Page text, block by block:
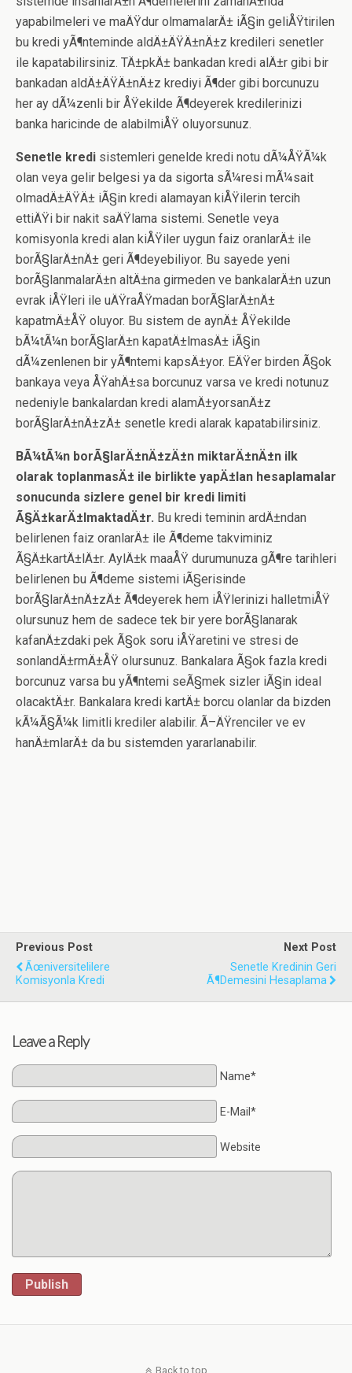
yapabilmeleri ve maÄŸdur olmamalarÄ± iÃ§in geliÅŸtirilen
bu kredi yÃ¶nteminde aldÄ±ÄŸÄ±nÄ±z kredileri senetler
ile kapatabilirsiniz. TÄ±pkÄ± bankadan kredi alÄ±r gibi bir
bankadan aldÄ±ÄŸÄ±nÄ±z krediyi Ã¶der gibi borcunuzu
her ay dÃ¼zenli bir ÅŸekilde Ã¶deyerek kredilerinizi
banka haricinde de alabilmiÅŸ oluyorsunuz.
Senetle kredi sistemleri genelde kredi notu dÃ¼ÅŸÃ¼k
olan veya gelir belgesi ya da sigorta sÃ¼resi mÃ¼sait
olmadÄ±ÄŸÄ± iÃ§in kredi alamayan kiÅŸilerin tercih
ettiÄŸi bir nakit saÄŸlama sistemi. Senetle veya
komisyonla kredi alan kiÅŸiler uygun faiz oranlarÄ± ile
borÃ§larÄ±nÄ± geri Ã¶deyebiliyor. Bu sayede yeni
borÃ§lanmalarÄ±n altÄ±na girmeden ve bankalarÄ±n uzun
evrak iÅŸleri ile uÄŸraÅŸmadan borÃ§larÄ±nÄ±
kapatmÄ±ÅŸ oluyor. Bu sistem de aynÄ± ÅŸekilde
bÃ¼tÃ¼n borÃ§larÄ±n kapatÄ±lmasÄ± iÃ§in
dÃ¼zenlenen bir yÃ¶ntemi kapsÄ±yor. EÄŸer birden Ã§ok
bankaya veya ÅŸahÄ±sa borcunuz varsa ve kredi notunuz
nedeniyle bankalardan kredi alamÄ±yorsanÄ±z
borÃ§larÄ±nÄ±zÄ± senetle kredi alarak kapatabilirsiniz.
BÃ¼tÃ¼n borÃ§larÄ±nÄ±zÄ±n miktarÄ±nÄ±n ilk
olarak toplanmasÄ± ile birlikte yapÄ±lan hesaplamalar
sonucunda sizlere genel bir kredi limiti
Ã§Ä±karÄ±lmaktadÄ±r. Bu kredi teminin ardÄ±ndan
belirlenen faiz oranlarÄ± ile Ã¶deme takviminiz
Ã§Ä±kartÄ±lÄ±r. AylÄ±k maaÅŸ durumunuza gÃ¶re tarihleri
belirlenen bu Ã¶deme sistemi iÃ§erisinde
borÃ§larÄ±nÄ±zÄ± Ã¶deyerek hem iÅŸlerinizi halletmiÅŸ
olursunuz hem de sadece tek bir yere borÃ§lanarak
kafanÄ±zdaki pek Ã§ok soru iÅŸaretini ve stresi de
sonlandÄ±rmÄ±ÅŸ olursunuz. Bankalara Ã§ok fazla kredi
borcunuz varsa bu yÃ¶ntemi seÃ§mek sizler iÃ§in ideal
olacaktÄ±r. Bankalara kredi kartÄ± borcu olanlar da bizden
kÃ¼Ã§Ã¼k limitli krediler alabilir. Ã–ÄŸrenciler ve ev
hanÄ±mlarÄ± da bu sistemden yararlanabilir.
Previous Post
Ãœniversitelilere
Komisyonla Kredi
Next Post
Senetle Kredinin Geri
Ã¶demesini Hesaplama
Leave a Reply
Name*
E-Mail*
Website
Publish
Back to top